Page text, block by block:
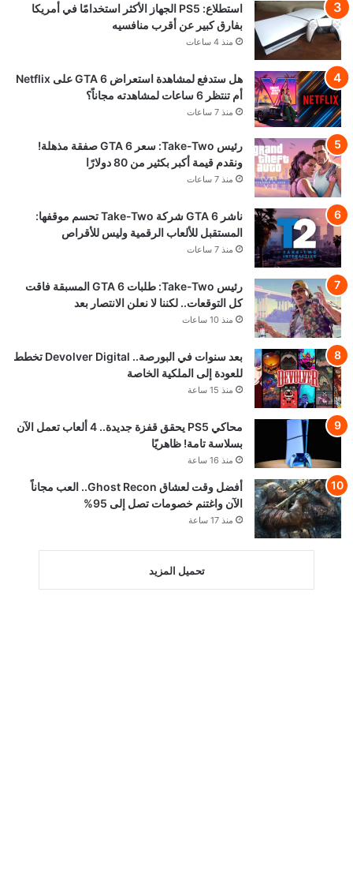
استطلاع: PS5 الجهاز الأكثر استخدامًا في أمريكا
بفارق كبير عن أقرب منافسيه
منذ 4 ساعات
هل ستدفع لمشاهدة استعراض GTA 6 على Netflix
أم تنتظر 6 ساعات لمشاهدته مجاناً؟
منذ 7 ساعات
رئيس Take-Two: سعر GTA 6 صفقة مذهلة!
ونقدم قيمة أكبر بكثير من 80 دولارًا
منذ 7 ساعات
ناشر GTA 6 شركة Take-Two تحسم موقفها:
المستقبل للألعاب الرقمية وليس للأقراص
منذ 7 ساعات
رئيس Take-Two: طلبات GTA 6 المسبقة فاقت
كل التوقعات.. لكننا لا نعلن الانتصار بعد
منذ 10 ساعات
بعد سنوات في البورصة.. Devolver Digital تخطط
للعودة إلى الملكية الخاصة
منذ 15 ساعة
محاكي PS5 يحقق قفزة جديدة.. 4 ألعاب تعمل الآن
بسلاسة تامة! ظاهريًا
منذ 16 ساعة
أفضل وقت لعشاق Ghost Recon.. العب مجاناً
الآن واغتنم خصومات تصل إلى 95%
منذ 17 ساعة
تحميل المزيد